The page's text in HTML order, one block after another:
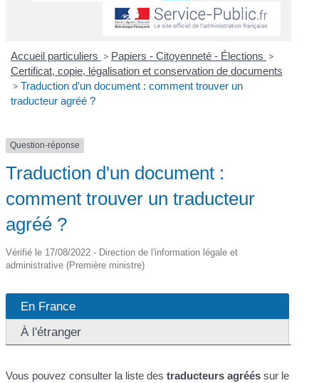
Accueil particuliers > Papiers - Citoyenneté - Élections >
Certificat, copie, légalisation et conservation de documents
> Traduction d'un document : comment trouver un
traducteur agréé ?
Question-réponse
Traduction d'un document :
comment trouver un traducteur
agréé ?
Vérifié le 17/08/2022 - Direction de l'information légale et
administrative (Première ministre)
En France
À l'étranger
Vous pouvez consulter la liste destraducteurs agréés sur le